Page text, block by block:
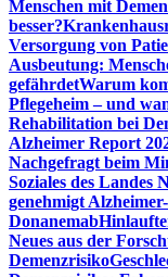
Menschen mit
besser?
Versorgung von
Ausbeutung:
gefährdetWarum
Pflegeheim – und
Rehabilitation bei
Alzheimer Report
Nachgefragt beim
Soziales des Landes
genehmigt
Donanemab
Neues aus der
Demenzrisiko